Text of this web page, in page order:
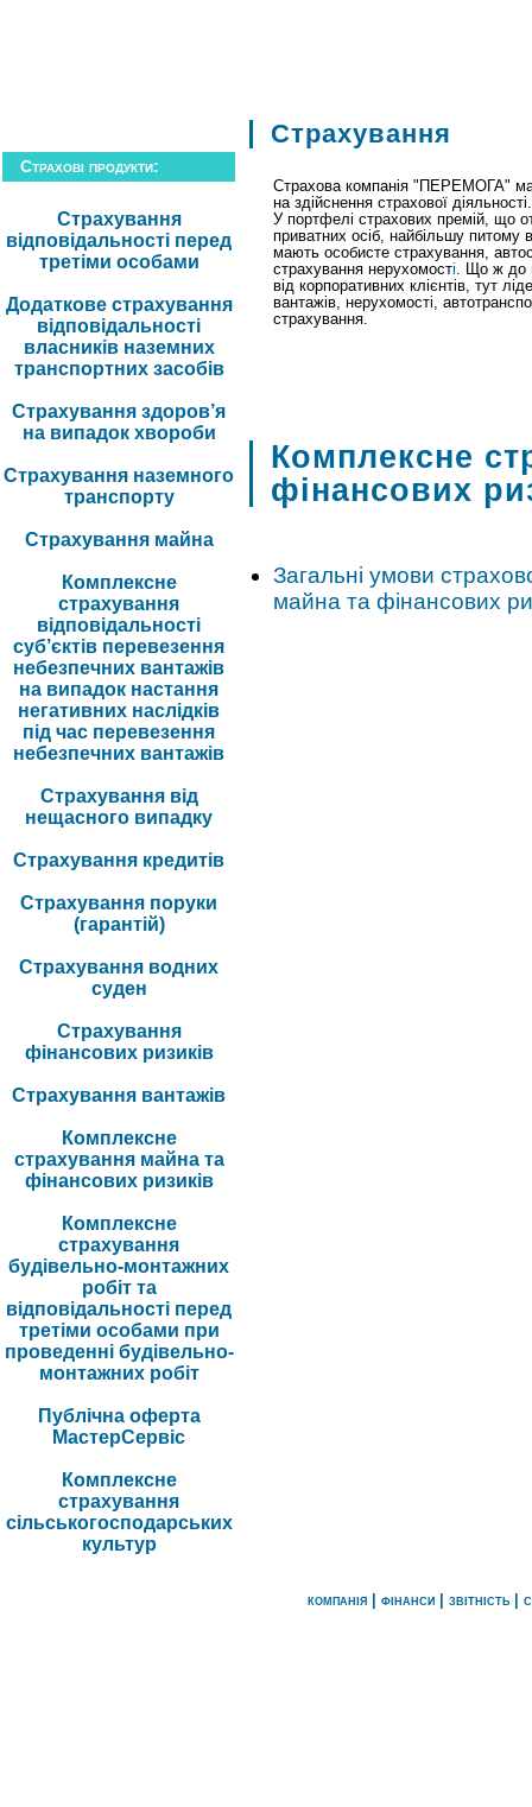
Страхові продукти:
Страхування
відповідальності перед
третіми особами
Додаткове страхування
відповідальності
власників наземних
транспортних засобів
Страхування здоров’я
на випадок хвороби
Страхування наземного
транспорту
Страхування майна
Комплексне
страхування
відповідальності
суб’єктів перевезення
небезпечних вантажів
на випадок настання
негативних наслідків
під час перевезення
небезпечних вантажів
Страхування від
нещасного випадку
Страхування кредитів
Страхування поруки
(гарантій)
Страхування водних
суден
Страхування
фінансових ризиків
Страхування вантажів
Комплексне
страхування майна та
фінансових ризиків
Комплексне
страхування
будівельно-монтажних
робіт та
відповідальності перед
третіми особами при
проведенні будівельно-
монтажних робіт
Публічна оферта
МастерСервіс
Комплексне
страхування
сільськогосподарських
культур
Страхування
Страхова компанія "ПЕРЕМОГА"
на здійснення страхової діяльності.
У портфелі страхових премій, що
приватних осіб, найбільшу питому
мають особисте страхування,
страхування нерухомості. Що ж до
від корпоративних клієнтів, тут
вантажів, нерухомості,
страхування.
Комплексне
фінансових
Загальні умови
майна та фінансових
компанія| фінанси| звітність|